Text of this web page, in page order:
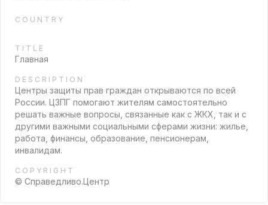
COUNTRY
TITLE
Главная
DESCRIPTION
Центры защиты прав граждан открываются по всей
России. ЦЗПГ помогают жителям самостоятельно
решать важные вопросы, связанные как с ЖКХ, так и с
другими важными социальными сферами жизни: жилье,
работа, финансы, образование, пенсионерам,
инвалидам.
COPYRIGHT
© Справедливо.Центр